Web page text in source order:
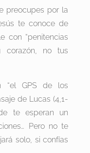
preocupes por la
te conoce de
con “penitencias
corazón, no tus
“el GPS de los
de Lucas (4,1-
te esperan un
Pero no te
solo, si confías